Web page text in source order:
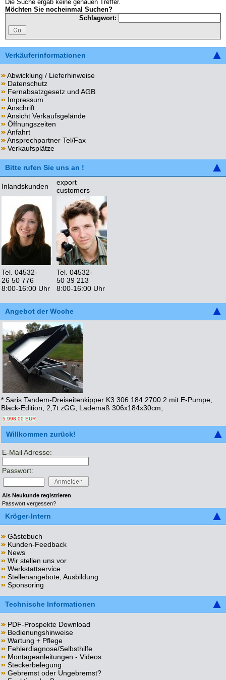
Die Suche ergab keine genauen Treffer.
Möchten Sie nocheinmal Suchen?
Schlagwort:
Verkäuferinformationen
Abwicklung / Lieferhinweise
Datenschutz
Fernabsatzgesetz und AGB
Impressum
Anschrift
Ansicht Verkaufsgelände
Öffnungszeiten
Anfahrt
Ansprechpartner Tel/Fax
Verkaufsplätze
Bitte rufen Sie uns an !
Inlandskunden
export
customers
Tel. 04532-
26 50 776
8:00-16:00 Uhr
Tel. 04532-
50 39 213
8:00-16:00 Uhr
Angebot der Woche
* Saris Tandem-Dreiseitenkipper K3 306 184 2700 2 mit E-Pumpe,
Black-Edition, 2,7t zGG, Lademaß 306x184x30cm,
5.998,00 EUR
Willkommen zurück!
E-Mail Adresse:
Passwort:
Als Neukunde registrieren
Passwort vergessen?
Kröger-Intern
Gästebuch
Kunden-Feedback
News
Wir stellen uns vor
Werkstattservice
Stellenangebote, Ausbildung
Sponsoring
Technische Informationen
PDF-Prospekte Download
Bedienungshinweise
Wartung + Pflege
Fehlerdiagnose/Selbsthilfe
Montageanleitungen - Videos
Steckerbelegung
Gebremst oder Ungebremst?